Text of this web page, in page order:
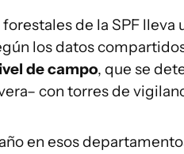
de la SPF
los datos
de campo, que se
con torres de
en esos